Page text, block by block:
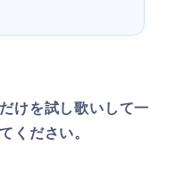
けを試し歌いして一
ください。